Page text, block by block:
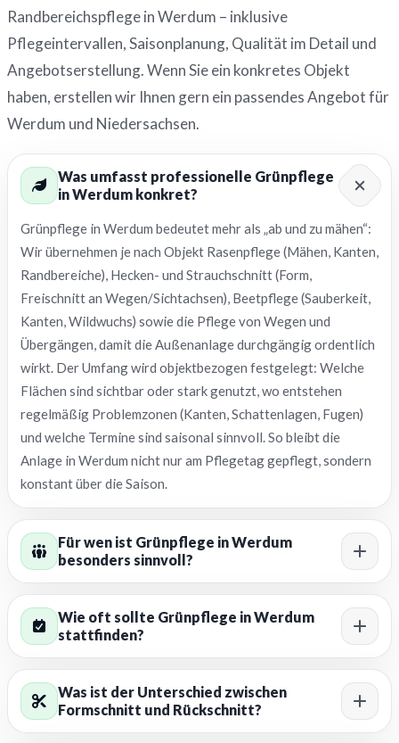
Randbereichspflege in Werdum – inklusive
Pflegeintervallen, Saisonplanung, Qualität im Detail und
Angebotserstellung. Wenn Sie ein konkretes Objekt
haben, erstellen wir Ihnen gern ein passendes Angebot für
Werdum und Niedersachsen.
Was umfasst professionelle Grünpflege
in Werdum konkret?
Grünpflege in Werdum bedeutet mehr als „ab und zu mähen“:
Wir übernehmen je nach Objekt Rasenpflege (Mähen, Kanten,
Randbereiche), Hecken- und Strauchschnitt (Form,
Freischnitt an Wegen/Sichtachsen), Beetpflege (Sauberkeit,
Kanten, Wildwuchs) sowie die Pflege von Wegen und
Übergängen, damit die Außenanlage durchgängig ordentlich
wirkt. Der Umfang wird objektbezogen festgelegt: Welche
Flächen sind sichtbar oder stark genutzt, wo entstehen
regelmäßig Problemzonen (Kanten, Schattenlagen, Fugen)
und welche Termine sind saisonal sinnvoll. So bleibt die
Anlage in Werdum nicht nur am Pflegetag gepflegt, sondern
konstant über die Saison.
Für wen ist Grünpflege in Werdum
besonders sinnvoll?
Wie oft sollte Grünpflege in Werdum
stattfinden?
Was ist der Unterschied zwischen
Formschnitt und Rückschnitt?